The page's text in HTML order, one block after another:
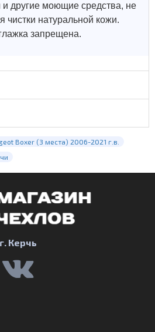
другие моющие средства, не
чистки натуральной кожи.
запрещена.
Boxer (3 места) 2006-2021 г.в.
г. Керчь